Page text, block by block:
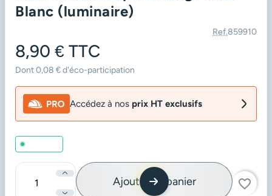
Blanc (luminaire)
Ref.859910
8,90 € TTC
Dont 0,08 € d'éco-participation
Accédez à nos prix HT exclusifs
Quantité
Ajouter au panier favorite_border